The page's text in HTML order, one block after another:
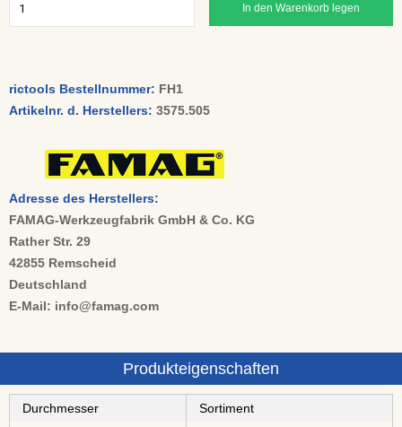
In den Warenkorb legen
rictools Bestellnummer: FH1
Artikelnr. d. Herstellers: 3575.505
Adresse des Herstellers:
FAMAG-Werkzeugfabrik GmbH & Co. KG
Rather Str. 29
42855 Remscheid
Deutschland
E-Mail: info@famag.com
Produkteigenschaften
Durchmesser
Sortiment